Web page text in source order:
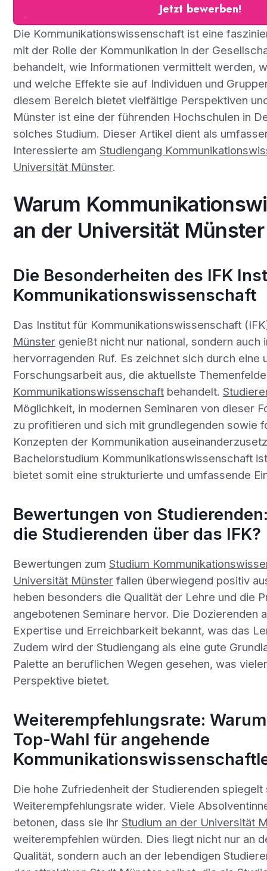
Jetzt bewerben!
Die Kommunikationswissenschaft ist eine
mit der Rolle der Kommunikation in der
behandelt, wie Informationen vermittelt werden,
und welche Effekte sie auf Individuen und
diesem Bereich bietet vielfältige Perspektiven
Münster ist eine der führenden Hochschulen in
solches Studium. Dieser Artikel dient als
Interessierte am Studiengang
Universität Münster.
Warum
an der Universität
Die Besonderheiten des IFK
Kommunikationswissenschaft
Das Institut für Kommunikationswissenschaft
Münstergenießt nicht nur national, sondern auch
hervorragenden Ruf. Es zeichnet sich durch eine
Forschungsarbeit aus, die aktuellste
Kommunikationswissenschaftbehandelt.
Möglichkeit, in modernen Seminaren von dieser
zu profitieren und sich mit grundlegenden sowie
Konzepten der Kommunikation
Bachelorstudium Kommunikationswissenschaft
bietet somit eine strukturierte und umfassende
Bewertungen von
die Studierenden über das IFK?
Bewertungen zum Studium
Universität Münsterfallen überwiegend positiv
heben besonders die Qualität der Lehre und die
angebotenen Seminare hervor. Die Dozierenden
Expertise und Erreichbarkeit bekannt, was das
Zudem wird der Studiengang als eine gute
Palette an beruflichen Wegen gesehen, was
Perspektive bietet.
Weiterempfehlungsrate:
Top-Wahl für angehende
Die hohe Zufriedenheit der Studierenden spiegelt
Weiterempfehlungsrate wider. Viele
betonen, dass sie ihr Studium an der Universität
weiterempfehlen würden. Dies liegt nicht nur an
Qualität, sondern auch an der lebendigen